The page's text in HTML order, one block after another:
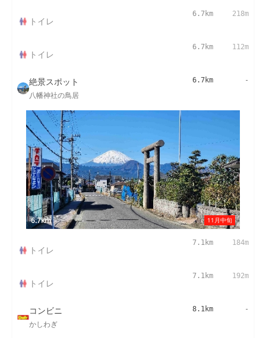
トイレ
6.7km 218m
トイレ
6.7km 112m
絶景スポット
八幡神社の鳥居
6.7km -
11月中旬
6.7km
トイレ
7.1km 184m
トイレ
7.1km 192m
コンビニ
かしわぎ
8.1km -